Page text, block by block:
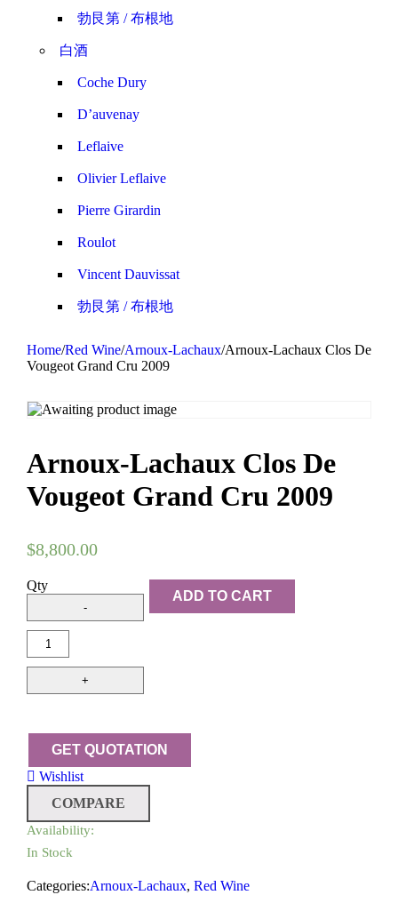
勃艮第 / 布根地
白酒
Coche Dury
D’auvenay
Leflaive
Olivier Leflaive
Pierre Girardin
Roulot
Vincent Dauvissat
勃艮第 / 布根地
Home/Red Wine/Arnoux-Lachaux/Arnoux-Lachaux Clos De
Vougeot Grand Cru 2009
Arnoux-Lachaux Clos De
Vougeot Grand Cru 2009
$8,800.00
Qty
ADD TO CART
Wishlist
COMPARE
Availability:
In Stock
Categories:Arnoux-Lachaux, Red Wine